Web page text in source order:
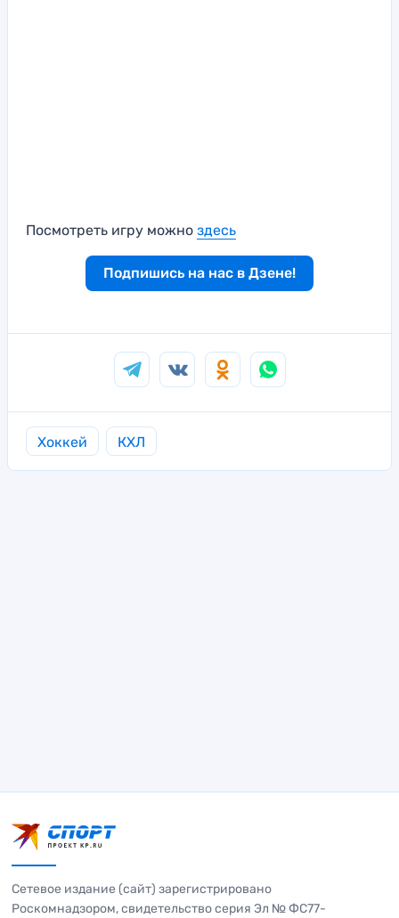
Посмотреть игру можно здесь
Подпишись на нас в Дзене!
Хоккей КХЛ
Сетевое издание (сайт) зарегистрировано
Роскомнадзором, свидетельство серия Эл № ФС77-